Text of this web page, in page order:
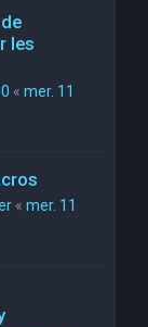
les
« mer. 11
« mer. 11